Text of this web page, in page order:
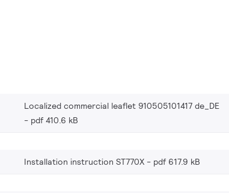
Localized commercial leaflet 910505101417 de_DE
pdf 410.6 kB
Installation instruction ST770X pdf 617.9 kB